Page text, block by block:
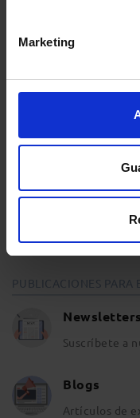
Marketing
Podcast
Agenda
Opinión y
Sala de Prensa
PUBLICACIONES PARA
Newsletters
Suscríbete a
Blogs
Artículos de